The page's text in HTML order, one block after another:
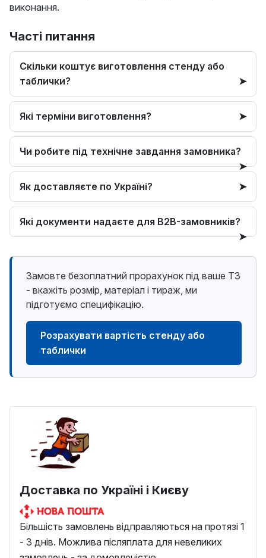
виконання.
Часті питання
Скільки коштує виготовлення стенду або
таблички?
Які терміни виготовлення?
Чи робите під технічне завдання замовника?
Як доставляєте по Україні?
Які документи надаєте для B2B-замовників?
Замовте безоплатний прорахунок під ваше ТЗ
- вкажіть розмір, матеріал і тираж, ми
підготуємо специфікацію.
Розрахувати вартість стенду або
таблички
Доставка по Україні і Києву
Більшість замовлень відправляються на протязі 1
- 3 днів. Можлива післяплата для невеликих